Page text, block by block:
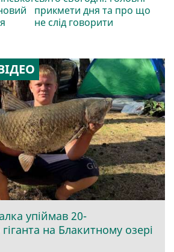
прикмети дня та про що
не слід говорити
упіймав 20-
на Блакитному озері